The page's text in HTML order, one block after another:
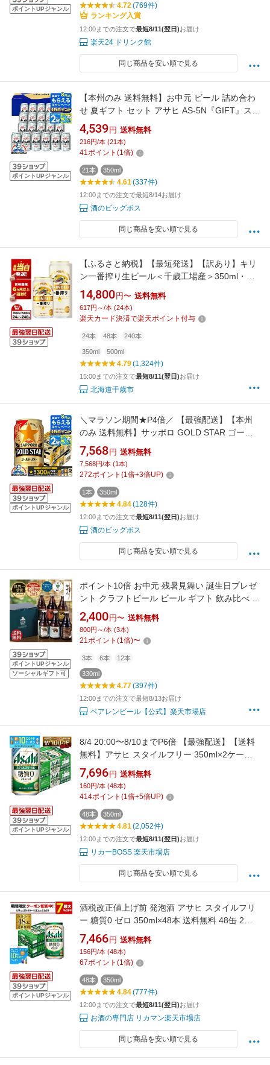
ポイントUPジャンル 4.72(769件)
ランキング入賞
12:00までの注文で最短8/11(翌日)お届け
楽天24 ドリンク館
同じ商品を安い順で見る
ポイントUPジャンル
【本州のみ 送料無料】お中元 ビール 詰め合わ
せ 夏ギフト セット アサヒ AS-5N『GIFT』スー
パードライ 内祝い 誕生日 プレゼント 御中元 お
中元ビール 日付指定可 包装
4,539 円 送料無料
216円/本 (21本)
41ポイント (1倍)
21本 350ml
4.61(337件)
12:00までの注文で最短8/14お届け
酒のビッグボス
同じ商品を安い順で見る
【ふるさと納税】【最短発送】【訳あり】キリ
ン一番搾り生ビール＜千歳工場産＞350ml・
500ml 1〜10ケース（1ケース24本）北海道 ふ
るさと納税 ビール お酒 ケース ギフト 酒 ビー
ル ギフト 美味しさに 訳あり 麒麟 KIRIN
14,800 円〜 送料無料
617円～/本 (24本)
楽天カード決済で楽天ポイント付与
24本 48本 240本
350ml 500ml
4.79(1,324件)
15:00までの注文で最短8/11(翌日)お届け
北海道千歳市
ポイントUPジャンル
＼マラソン期間★P4倍／ 【最強配送】【本州
のみ 送料無料】サッポロ GOLD STAR ゴール
ドスター 350ml×2ケース/48本《048》『IAS』
新ジャンル 第3のビール
7,568 円 送料無料
7,568円/本 (1本)
272ポイント (1倍+3倍UP)
1本 350ml
4.84(128件)
12:00までの注文で最短8/11(翌日)お届け
酒のビッグボス
同じ商品を安い順で見る
ポイントUPジャンル
ソーシャルギフト可
ポイント10倍 お中元 残暑見舞い 誕生日プレゼ
ント クラフトビール ビール ギフト 飲み比べ セ
ット ベアレン 詰め合わせ 選べる 3本 6本 12本
送料無料 【 地ビール 瓶ビール 世界一受賞 お盆
帰省土産 自宅用 エコ配送 敬老の日 御礼 内祝
2,400 円〜 送料無料
800円～/本 (3本)
21ポイント (1倍)〜
3本 6本 12本
330ml
4.77(397件)
12:00までの注文で最短8/13お届け
ベアレンビール【公式】楽天市場店
ポイントUPジャンル
8/4 20:00〜8/10までP6倍 【最強配送】【送料
無料】アサヒ スタイルフリー 350ml×2ケー
ス/48本 YTR 発泡酒 アサヒビール
7,696 円 送料無料
160円/本 (48本)
414ポイント (1倍+5倍UP)
48本 350ml
4.81(2,052件)
12:00までの注文で最短8/11(翌日)お届け
リカーBOSS 楽天市場店
同じ商品を安い順で見る
ポイントUPジャンル
酒税改正値上げ前 発泡酒 アサヒ スタイルフリ
ー 糖質0 ゼロ 350ml×48本 送料無料 48缶 2ケ
ース販売 ビールテイスト AIB
7,466 円 送料無料
156円/本 (48本)
67ポイント (1倍)
48本 350ml
4.84(777件)
12:00までの注文で最短8/11(翌日)お届け
お酒の専門店 リカマン楽天市場店
同じ商品を安い順で見る